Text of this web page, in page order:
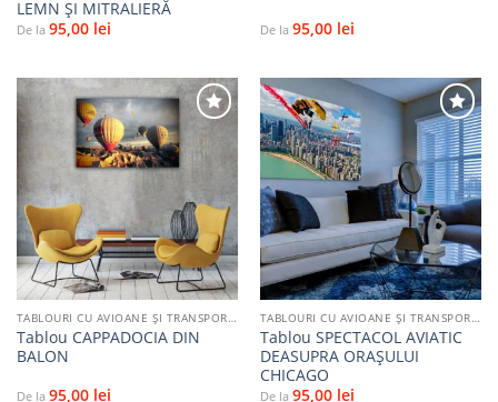
LEMN ȘI MITRALIERĂ
De la 95,00 lei De la 95,00 lei
Adaugă
favorite
TABLOURI CU AVIOANE ȘI TRANSPORT AERIAN
Tablou CAPPADOCIA DIN
BALON
De la 95,00 lei
Adaugă
la
favorite
TABLOURI CU AVIOANE ȘI TRANSPORT AERIAN
Tablou SPECTACOL AVIATIC
DEASUPRA ORAȘULUI
CHICAGO
De la 95,00 lei